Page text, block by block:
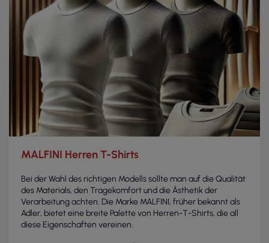
MALFINI Herren T-Shirts
Bei der Wahl des richtigen Modells sollte man auf die Qualität
des Materials, den Tragekomfort und die Ästhetik der
Verarbeitung achten. Die Marke MALFINI, früher bekannt als
Adler, bietet eine breite Palette von Herren-T-Shirts, die all
diese Eigenschaften vereinen.